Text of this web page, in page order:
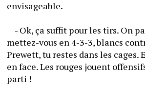
- Ok, ça suffit pour les tirs. On
mettez-vous en 4-3-3, blancs
Prewett, tu restes dans les cages.
en face. Les rouges jouent
parti !